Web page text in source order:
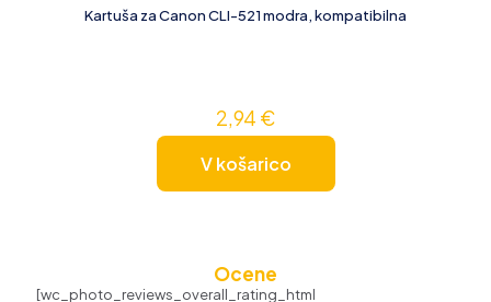
Kartuša za Canon CLI-521 modra, kompatibilna
2,94 €
V košarico
Ocene
[wc_photo_reviews_overall_rating_html